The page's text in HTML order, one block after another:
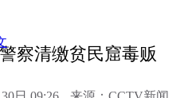
察清缴贫民窟毒贩